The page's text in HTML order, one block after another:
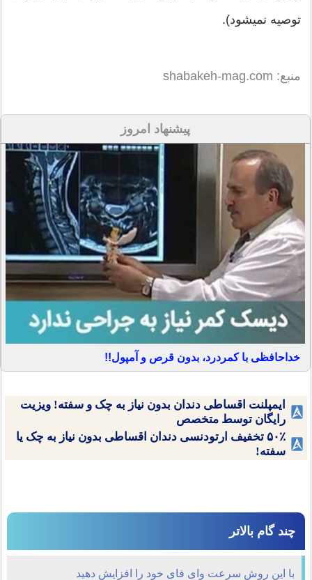
توصیه نمی‎شود).
منبع: shabakeh-mag.com
پیشنهاد امروز
خداحافظی با کمردرد، بدون قرص و آمپول!!
ایمپلنت اقساطی دندان بدون نیاز به چک و سفته! ویزیت
رایگان توسط متخصص
۵۰٪ تخفیف ارتودنسی دندان اقساطی بدون نیاز به چک یا
سفته!
چند گام بالاتر
با این روش سرعت وای فای خود را افزایش دهید